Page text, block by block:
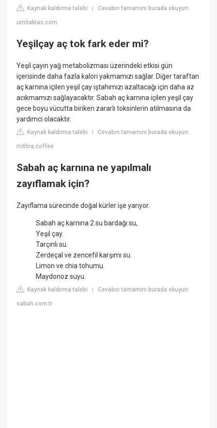
Kaynak kaldırma talebi |Cevabın tamamını burada okuyun:
umitaktas.com
Yeşilçay aç tok fark eder mi?
Yeşil çayın yağ metabolizması üzerindeki etkisi gün
içerisinde daha fazla kalori yakmamızı sağlar. Diğer taraftan
aç karnına içilen yeşil çay iştahımızı azaltacağı için daha az
acıkmamızı sağlayacaktır. Sabah aç karnına içilen yeşil çay
gece boyu vücutta biriken zararlı toksinlerin atılmasına da
yardımcı olacaktır.
Kaynak kaldırma talebi |Cevabın tamamını burada okuyun:
mithra.coffee
Sabah aç karnına ne yapılmalı
zayıflamak için?
Zayıflama sürecinde doğal kürler işe yarıyor.
Sabah aç karnına 2 su bardağı su,
Yeşil çay.
Tarçınlı su.
Zerdeçal ve zencefil karşımı su.
Limon ve chia tohumu.
Maydonoz suyu.
Kaynak kaldırma talebi |Cevabın tamamını burada okuyun:
sabah.com.tr